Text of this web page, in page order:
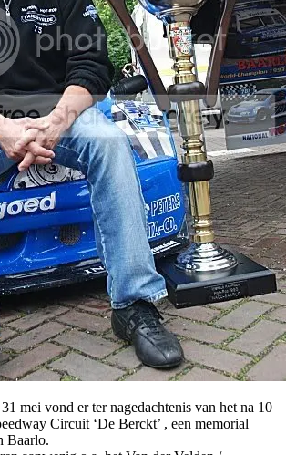
mei vond er ter nagedachtenis van het na 10
Circuit ‘De Berckt’ , een memorial
Baarlo.